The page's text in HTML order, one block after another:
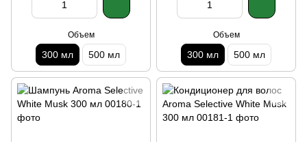
Объем
300 мл 500 мл
Объем
300 мл 500 мл